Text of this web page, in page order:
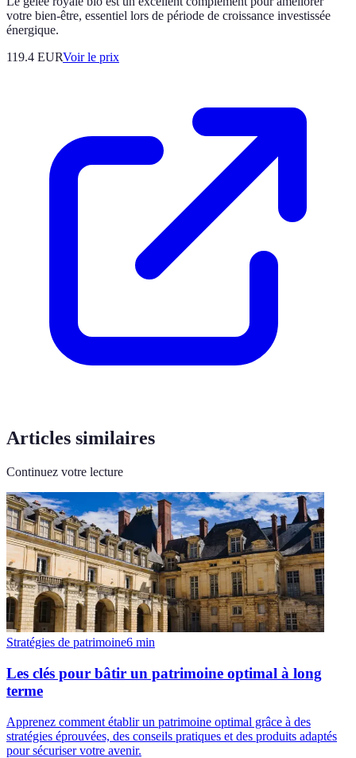
votre bien-être, essentiel lors de période de croissance investissée
énergique.
119.4 EURVoir le prix
Articles similaires
Continuez votre lecture
Stratégies de patrimoine6 min
Les clés pour bâtir un patrimoine optimal à long
terme
Apprenez comment établir un patrimoine optimal grâce à des
stratégies éprouvées, des conseils pratiques et des produits adaptés
pour sécuriser votre avenir.